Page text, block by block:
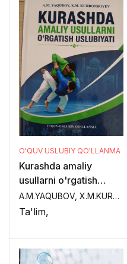
O'QUV USLUBIY QO'LLANMA
Kurashda amaliy
usullarni o'rgatish
uslubiyati
A.M.YAQUBOV, X.M.KURBONBOYEV,
Ta'lim,